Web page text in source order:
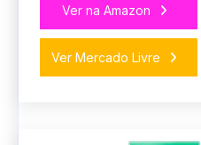
Ver na Amazon
Ver Mercado Livre